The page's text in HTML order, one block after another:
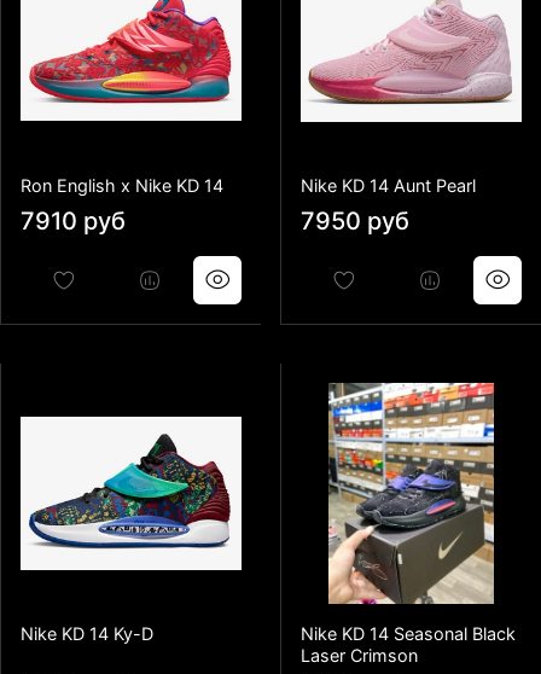
Ron English x Nike KD 14
7910 руб
Nike KD 14 Aunt Pearl
7950 руб
Nike KD 14 Ky-D
Nike KD 14 Seasonal Black
Laser Crimson